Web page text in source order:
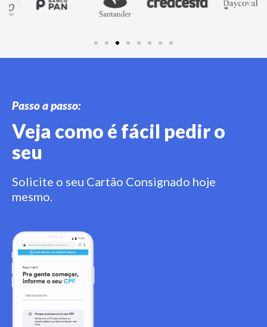
Passo a passo:
Veja como é fácil pedir o
seu
Solicite o seu Cartão Consignado hoje
mesmo.